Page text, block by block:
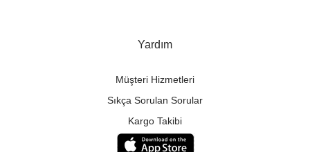
Yardım
Müşteri Hizmetleri
Sıkça Sorulan Sorular
Kargo Takibi